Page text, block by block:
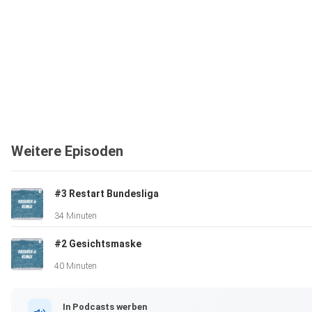
Weitere Episoden
#3 Restart Bundesliga
34 Minuten
#2 Gesichtsmaske
40 Minuten
In Podcasts werben